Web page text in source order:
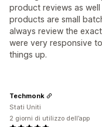
product reviews as
products are small
always review the
were very responsive
things up.
Techmonk
Stati Uniti
2 giorni di utilizzo dell’app